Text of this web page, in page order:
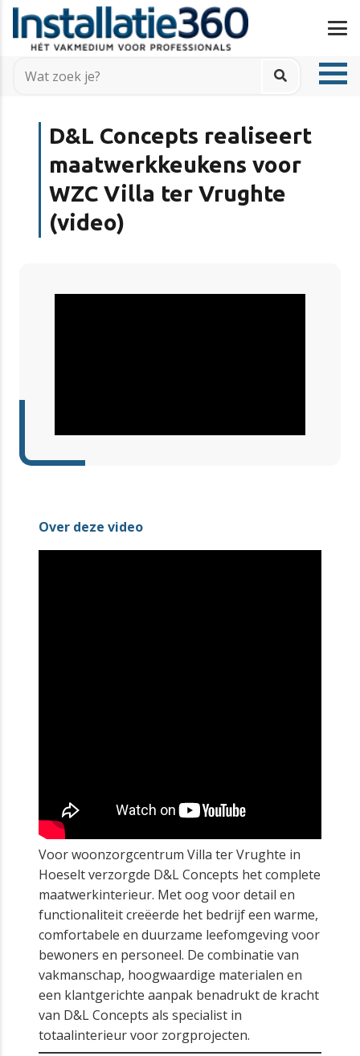
D&L Concepts realiseert
maatwerkkeukens voor
WZC Villa ter Vrughte
(video)
Over deze video
Voor woonzorgcentrum Villa ter Vrughte in
Hoeselt verzorgde D&L Concepts het complete
maatwerkinterieur. Met oog voor detail en
functionaliteit creëerde het bedrijf een warme,
comfortabele en duurzame leefomgeving voor
bewoners en personeel. De combinatie van
vakmanschap, hoogwaardige materialen en
een klantgerichte aanpak benadrukt de kracht
van D&L Concepts als specialist in
totaalinterieur voor zorgprojecten.